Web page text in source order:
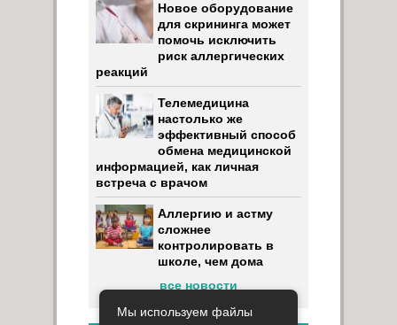
Новое оборудование
для скрининга может
помочь исключить
риск аллергических
реакций
Телемедицина
настолько же
эффективный способ
обмена медицинской
информацией, как личная
встреча с врачом
Аллергию и астму
сложнее
контролировать в
школе, чем дома
все новости
Мы используем файлы